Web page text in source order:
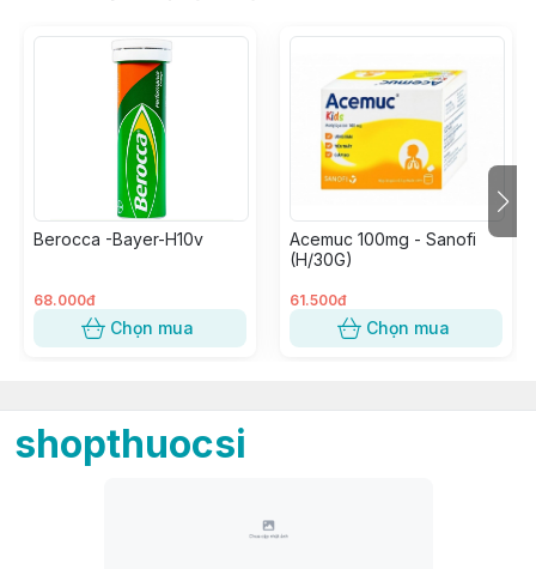
Berocca -Bayer-H10v
68.000đ
Chọn mua
Acemuc 100mg - Sanofi
(H/30G)
61.500đ
Chọn mua
shopthuocsi